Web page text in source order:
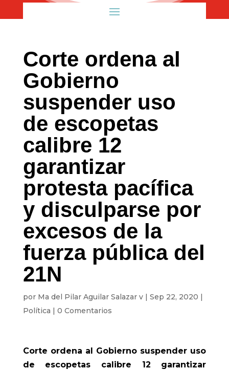
Corte ordena al
Gobierno
suspender uso
de escopetas
calibre 12
garantizar
protesta pacífica
y disculparse por
excesos de la
fuerza pública del
21N
por Ma del Pilar Aguilar Salazar v| Sep 22, 2020 |
Política | 0 Comentarios
Corte ordena al Gobierno suspender uso
de escopetas calibre 12 garantizar